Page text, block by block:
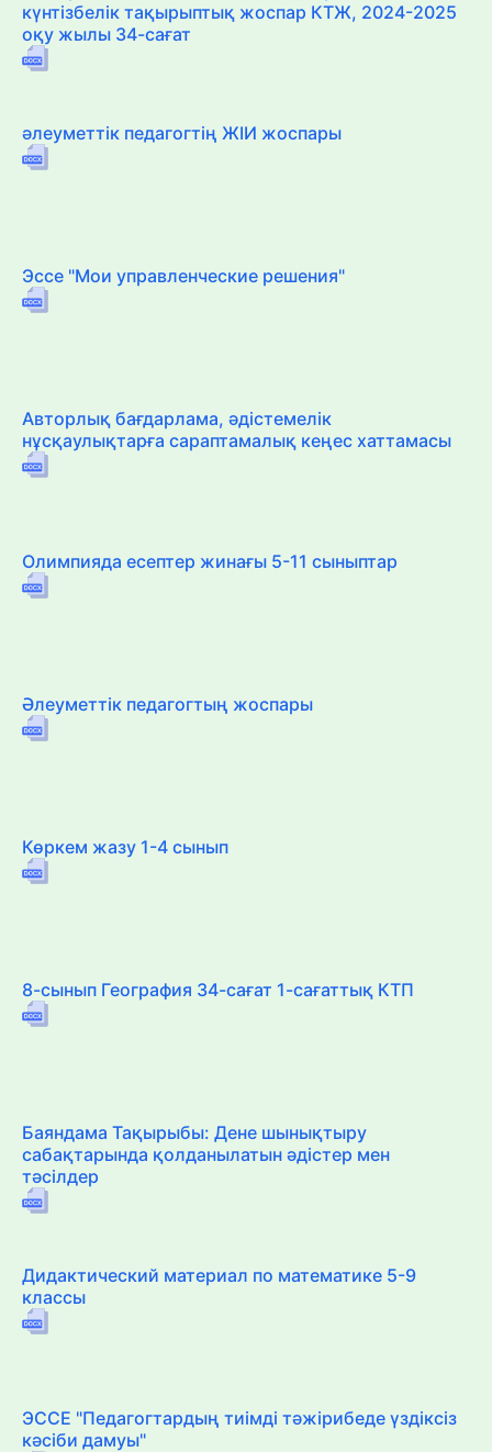
күнтізбелік тақырыптық жоспар КТЖ, 2024-2025
оқу жылы 34-сағат
әлеуметтік педагогтің ЖІИ жоспары
Эссе "Мои управленческие решения"
Авторлық бағдарлама, әдістемелік
нұсқаулықтарға сараптамалық кеңес хаттамасы
Олимпияда есептер жинағы 5-11 сыныптар
Әлеуметтік педагогтың жоспары
Көркем жазу 1-4 сынып
8-сынып География 34-сағат 1-сағаттық КТП
Баяндама Тақырыбы: Дене шынықтыру
сабақтарында қолданылатын әдістер мен
тәсілдер
Дидактический материал по математике 5-9
классы
ЭССЕ "Педагогтардың тиімді тәжірибеде үздіксіз
кәсіби дамуы"